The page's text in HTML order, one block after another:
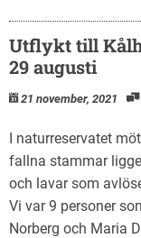
Utflykt till
29 augusti
21 november, 2021
I naturreservatet
fallna stammar
och lavar som
Vi var 9 personer
Norberg och Maria